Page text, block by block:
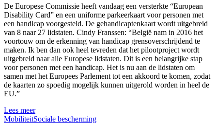
De Europese Commissie heeft vandaag een versterkte “European
Disability Card” en een uniforme parkeerkaart voor personen met
een handicap voorgesteld. De gehandicaptenkaart wordt uitgebreid
van 8 naar 27 lidstaten. Cindy Franssen: “België nam in 2016 het
voortouw om de erkenning van handicap grensoverschrijdend te
maken. Ik ben dan ook heel tevreden dat het pilootproject wordt
uitgebreid naar alle Europese lidstaten. Dit is een belangrijke stap
voor personen met een handicap. Het is nu aan de lidstaten om
samen met het Europees Parlement tot een akkoord te komen, zodat
de kaarten zo spoedig mogelijk kunnen uitgerold worden in heel de
EU.”
Lees meer
MobiliteitSociale bescherming